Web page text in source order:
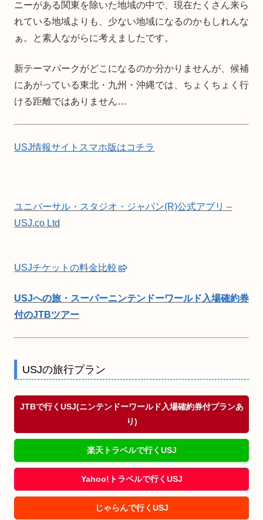
ニーがある関東を除いた地域の中で、現在たくさん来ら
れている地域よりも、少ない地域になるのかもしれんな
ぁ。と素人ながらに考えましたです。
新テーマパークがどこになるのか分かりませんが、候補
にあがっている東北・九州・沖縄では、ちょくちょく行
ける距離ではありません…
USJ情報サイトスマホ版はコチラ
ユニバーサル・スタジオ・ジャパン(R)公式アプリ –
USJ.co Ltd
USJチケットの料金比較
USJへの旅・スーパーニンテンドーワールド入場確約券
付のJTBツアー
USJの旅行プラン
JTBで行くUSJ(ニンテンドーワールド入場確約券付プランあ
り)
楽天トラベルで行くUSJ
Yahoo!トラベルで行くUSJ
じゃらんで行くUSJ